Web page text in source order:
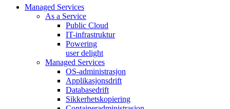
Managed Services
As a Service
Public Cloud
IT-infrastruktur
Powering
user delight
Managed Services
OS‑administrasjon
Applikasjonsdrift
Databasedrift
Sikkerhetskopiering